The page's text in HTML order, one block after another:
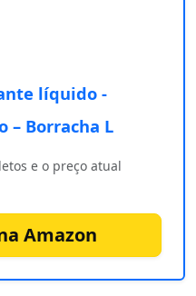
líquido -
– Borracha L
e o preço atual
Amazon